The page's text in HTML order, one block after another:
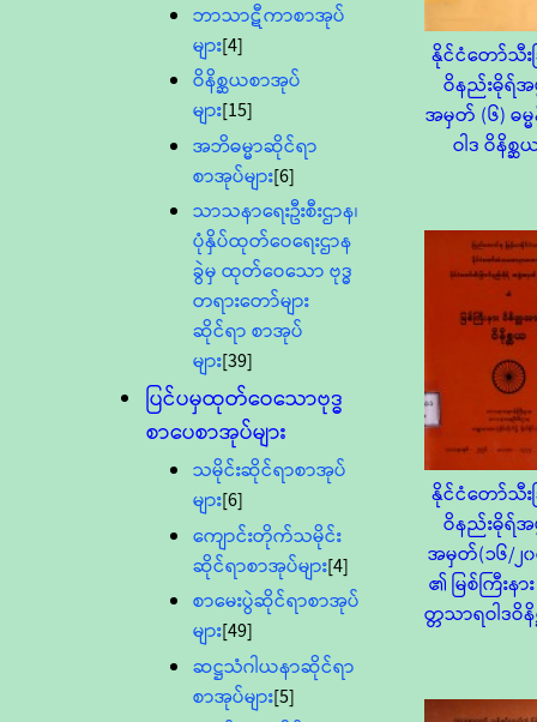
ဘာသာဋီကာစာအုပ်
များ[4]
ဝိနိစ္ဆယစာအုပ်
များ[15]
အဘိဓမ္မာဆိုင်ရာ
စာအုပ်များ[6]
သာသနာရေးဦးစီးဌာန၊
ပုံနှိပ်ထုတ်ဝေရေးဌာန
ခွဲမှ ထုတ်ဝေသော ဗုဒ္ဓ
တရားတော်များ
ဆိုင်ရာ စာအုပ်
များ[39]
ပြင်ပမှထုတ်ဝေသောဗုဒ္ဓ
စာပေစာအုပ်များ
သမိုင်းဆိုင်ရာစာအုပ်
များ[6]
ကျောင်းတိုက်သမိုင်း
ဆိုင်ရာစာအုပ်များ[4]
စာမေးပွဲဆိုင်ရာစာအုပ်
များ[49]
ဆဋ္ဌသံဂါယနာဆိုင်ရာ
စာအုပ်များ[5]
နိုင်ငံတော်သီးခ
ဝိနည်းဓိုရ်
အမှတ် (၆) ဓမ္
ဝါဒ ဝိနိစ္ဆ
နိုင်ငံတော်သီးခ
ဝိနည်းဓိုရ်
အမှတ်(၁၆/၂
၏ မြစ်ကြီးနာ
တ္တသာရဝါဒဝိ